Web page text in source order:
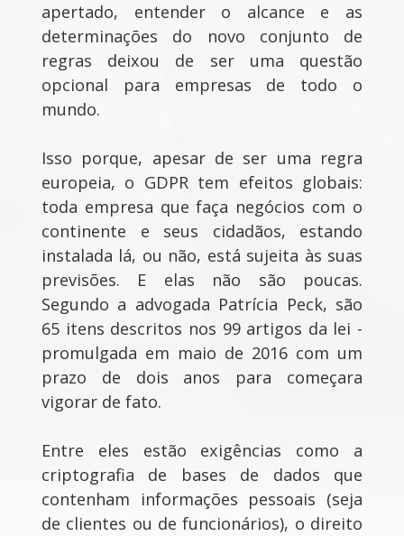
apertado, entender o alcance e as
determinações do novo conjunto de
regras deixou de ser uma questão
opcional para empresas de todo o
mundo.
Isso porque, apesar de ser uma regra
europeia, o GDPR tem efeitos globais:
toda empresa que faça negócios com o
continente e seus cidadãos, estando
instalada lá, ou não, está sujeita às suas
previsões. E elas não são poucas.
Segundo a advogada Patrícia Peck, são
65 itens descritos nos 99 artigos da lei -
promulgada em maio de 2016 com um
prazo de dois anos para começara
vigorar de fato.
Entre eles estão exigências como a
criptografia de bases de dados que
contenham informações pessoais (seja
de clientes ou de funcionários), o direito